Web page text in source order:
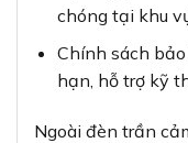
chóng tại khu
Chính sách
hạn, hỗ trợ kỹ
Ngoài đèn trần